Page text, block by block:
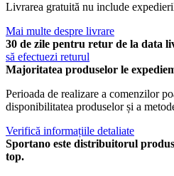
Livrarea gratuită nu include
Mai multe despre livrare
30 de zile pentru retur de la data
să efectuezi returul
Majoritatea produselor le
Perioada de realizare a comenzilor
disponibilitatea produselor și a
Verifică informațiile detaliate
Sportano este distribuitorul
top.